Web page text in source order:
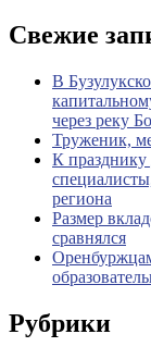
Свежие
В
через реку
Труженик,
К
региона
Размер
сравнялся
Рубрики